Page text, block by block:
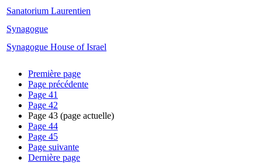
Sanatorium Laurentien
Synagogue
Synagogue House of Israel
Première page
Page précédente
Page 41
Page 42
Page 43 (page actuelle)
Page 44
Page 45
Page suivante
Dernière page